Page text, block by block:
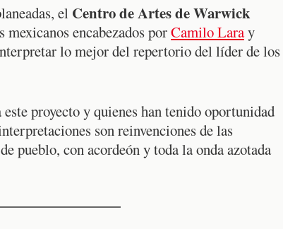
el Centro de Artes de Warwick
encabezados porCamilo Laray
lo mejor del repertorio del líder de los
proyecto y quienes han tenido oportunidad
son reinvenciones de las
pueblo, con acordeón y toda la onda azotada